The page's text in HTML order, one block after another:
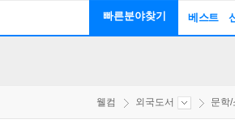
빠른분야찾기 베스트
웰컴 외국도서 문학/